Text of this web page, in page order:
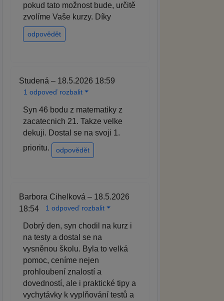
pokud tato možnost bude, určitě
zvolíme Vaše kurzy. Díky
odpovědět
Studená – 18.5.2026 18:59
1 odpoveď rozbalit
Syn 46 bodu z matematiky z
zacatecnich 21. Takze velke
dekuji. Dostal se na svoji 1.
prioritu.
odpovědět
Barbora Cihelková – 18.5.2026
18:54
1 odpoveď rozbalit
Dobrý den, syn chodil na kurz i
na testy a dostal se na
vysněnou školu. Byla to velká
pomoc, ceníme nejen
prohloubení znalostí a
dovedností, ale i praktické tipy a
vychytávky k vyplňování testů a